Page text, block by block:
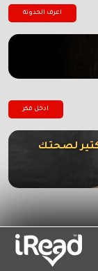
اعرف الحدوتة
ادخل فكر
لصحتك